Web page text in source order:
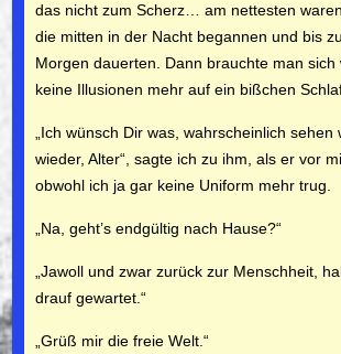
das nicht zum Scherz… am nettesten
die mitten in der Nacht began­nen und bis
Morgen dauerten. Dann brauchte man sich
keine Illusionen mehr auf ein bißchen
„Ich wünsch Dir was, wahrscheinlich sehen
wieder, Alter“, sagte ich zu ihm, als er vor
obwohl ich ja gar keine Uniform mehr trug.
„Na, geht’s endgültig nach Hause?“
„Jawoll und zwar zurück zur Menschheit,
drauf gewartet.“
„Grüß mir die freie Welt.“